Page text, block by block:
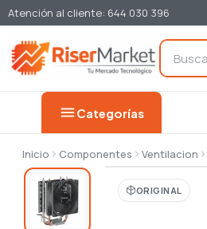
Atención al cliente: 644 030 396
menuCategorías
Inicio Componentes Ventilacion
ORIGINAL